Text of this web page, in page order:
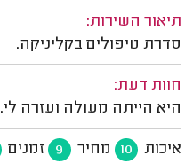
תיאור השירות:
סדרת טיפולים בקליניקה.
חוות דעת:
היא הייתה מעולה ועזרה לי.
איכות 10 מחיר 9 זמנים